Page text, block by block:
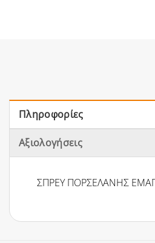
Πληροφορίες
Αξιολογήσεις
ΣΠΡΕΥ ΠΟΡΣΕΛΑΝΗΣ